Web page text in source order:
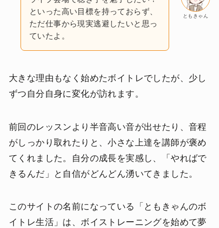
ともきゃん
といった高い目標を持っておらず、
ただ仕事から現実逃避したいと思っ
ていたよ。
大きな理由もなく始めたボイトレでしたが、少し
ずつ自分自身に変化が訪れます。
前回のレッスンより半音高い音が出せたり、音程
がしっかり取れたりと、小さな上達を講師が褒め
てくれました。自分の成長を実感し、「やればで
きるんだ」と自信がどんどん湧いてきました。
このサイトの名前になっている「ともきゃんのボ
イトレ生活」は、ボイストレーニングを始めて夢